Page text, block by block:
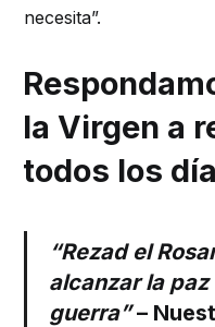
necesita”.
la Virgen a
todos los
“Rezad el
alcanzar la
guerra”–